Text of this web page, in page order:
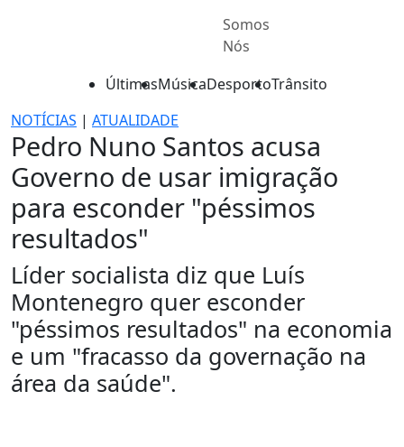
Somos
Nós
ÚltimasMúsicaDesportoTrânsito
NOTÍCIAS | ATUALIDADE
Pedro Nuno Santos acusa
Governo de usar imigração
para esconder "péssimos
resultados"
Líder socialista diz que Luís
Montenegro quer esconder
"péssimos resultados" na economia
e um "fracasso da governação na
área da saúde".